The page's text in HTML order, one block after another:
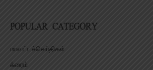
POPULAR CATEGORY
மாவட்டச்செய்திகள்
க்ரைம்